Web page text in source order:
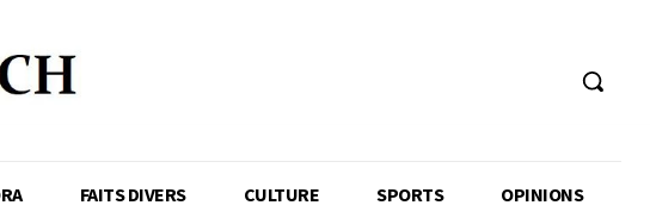
FAITS DIVERS CULTURE SPORTS OPINIONS